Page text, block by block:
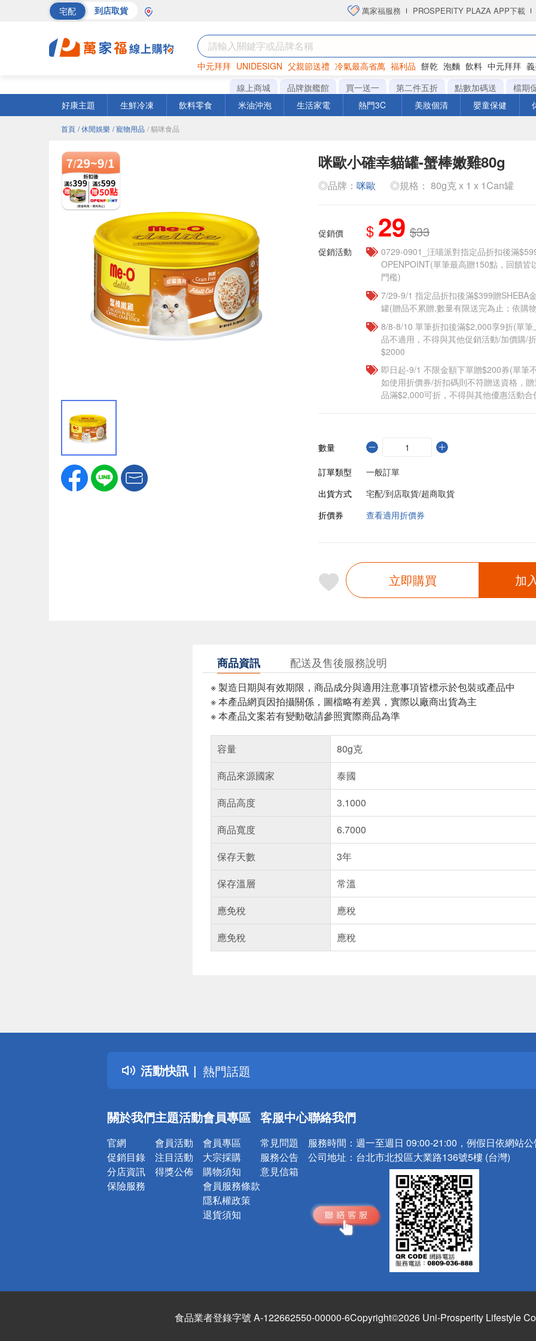
宅配 到店取貨 萬家福服務 PROSPERITY PLAZA APP下載
中元拜拜 UNIDESIGN 父親節送禮 冷氣最高省萬 福利品 餅乾 泡麵 飲料 中元拜拜
罐頭 海苔 洋芋片
線上商城 品牌旗艦館 買一送一 第二件五折 點數加碼送
檔期
好康主題
生鮮冷凍 飲料零食 米油沖泡 生活家電 熱門3C 美妝個清 嬰童保健
首頁 / 休閒娛樂 / 寵物用品 / 貓咪食品
咪歐小確幸貓罐-蟹棒嫩雞80g
◎品牌： 咪歐 ◎規格： 80g克 x 1 x 1Can罐
促銷價 $ 29 $33
促銷活動
0729-0901_汪喵派對指定品折扣後滿
OPENPOINT(單筆最高贈150點，回饋皆
門檻)
7/29-9/1 指定品折扣後滿$399贈SHEBA
罐(贈品不累贈,數量有限送完為止；依購
8/8-8/10 單筆折扣後滿$2,000享9折(單
品不適用，不得與其他促銷活動/加價購/
$2000
即日起-9/1 不限金額下單贈$200券(單筆
如使用折價券/折扣碼則不符贈送資格，
品滿$2,000可折，不得與其他優惠活動合
數量
訂單類型
一般訂單
出貨方式
宅配/到店取貨/超商取貨
折價券
查看適用折價券
立即購買 加
商品資訊 配送及售後服務說明
※ 製造日期與有效期限，商品成分與適用注意事項皆標示於包裝或產品中
※ 本產品網頁因拍攝關係，圖檔略有差異，實際以廠商出貨為主
※ 本產品文案若有變動敬請參照實際商品為準
容量
80g克
商品來源國家
泰國
商品高度
3.1000
商品寬度
6.7000
保存天數
3年
保存溫層
常溫
應免稅
應稅
應免稅
應稅
活動快訊
詐騙網頁！請小心！
得獎公告
熱門話題
銀行優惠
詐騙網頁！請小心！
關於我們
官網
促銷目錄
分店資訊
保險服務
主題活動
會員活動
注目活動
得獎公佈
會員專區
會員專區
大宗採購
購物須知
會員服務條款
隱私權政策
退貨須知
客服中心
常見問題
服務公告
意見信箱
聯絡我們
服務時間： 週一至週日 09:00-21:00，例假日依網站
公司地址： 台北市北投區大業路136號5樓 (台灣)
食品業者登錄字號 A-122662550-00000-6Copyright©2026 Uni-Prosperity Lifestyle